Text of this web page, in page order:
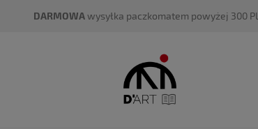
DARMOWAwysyłka paczkomatem powyżej 300